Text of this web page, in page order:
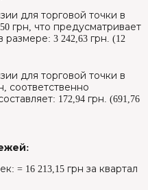
для торговой точки в
грн, что предусматривает
3 242,63 грн. (12
для торговой точки в
соответственно
172,94 грн. (691,76
= 16 213,15 грн за квартал